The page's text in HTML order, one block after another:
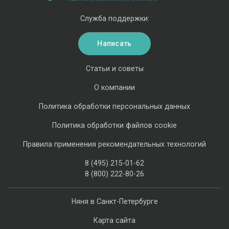
Няня в Санкт-Петербурге
Карта сайта
Статьи и советы
О компании
Политика обработки персональных данных
Политика обработки файлов cookie
Правила применения рекомендательных технологий
8 (495) 215-01-62
8 (800) 222-80-26
Служба поддержки:
Написать